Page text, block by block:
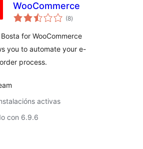
WooCommerce
(8valoracións
totais
)
for WooCommerce
you to automate your e-
process.
activas
con 6.9.6